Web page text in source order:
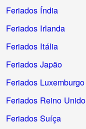
Feriados Índia
Feriados Irlanda
Feriados Itália
Feriados Japão
Feriados Luxemburgo
Feriados Reino Unido
Feriados Suíça